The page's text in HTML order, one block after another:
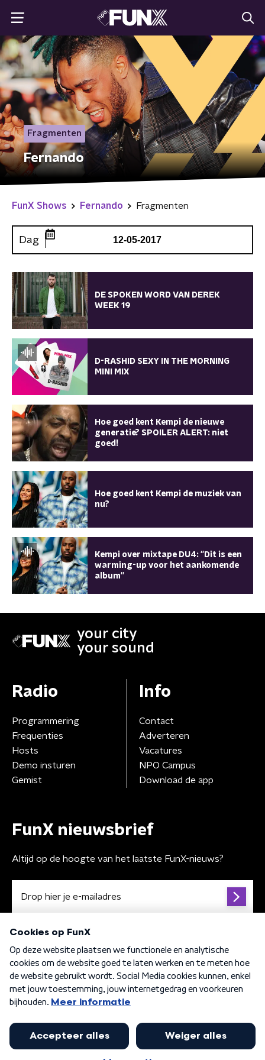
Fragmenten
Fernando
FunX Shows Fernando Fragmenten
Dag 12-05-2017
DE SPOKEN WORD VAN DEREK
WEEK 19
D-RASHID SEXY IN THE MORNING
MINI MIX
Hoe goed kent Kempi de nieuwe
generatie? SPOILER ALERT: niet
goed!
Hoe goed kent Kempi de muziek van
nu?
Kempi over mixtape DU4: ''Dit is een
warming-up voor het aankomende
album''
your city
your sound
Radio
Programmering
Frequenties
Hosts
Demo insturen
Gemist
Info
Contact
Adverteren
Vacatures
NPO Campus
Download de app
FunX nieuwsbrief
Altijd op de hoogte van het laatste FunX-nieuws?
Algemene voorwaarden Privacybeleid